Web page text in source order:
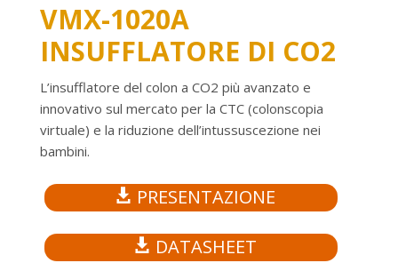
VMX-1020A
INSUFFLATORE DI CO2
L’insufflatore del colon a CO2 più avanzato e
innovativo sul mercato per la CTC (colonscopia
virtuale) e la riduzione dell’intussuscezione nei
bambini.
 PRESENTAZIONE
 DATASHEET